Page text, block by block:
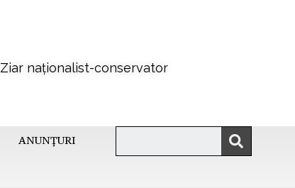
Ziar naționalist-conservator
ANUNȚURI